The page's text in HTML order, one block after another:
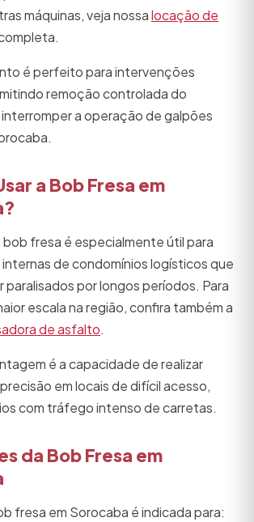
máquinas, veja nossalocação de
é perfeito para intervenções
remoção controlada do
a operação de galpões
a Bob Fresa em
bob fresa é especialmente útil para
internas de condomínios logísticos que
paralisados por longos períodos. Para
escala na região, confira também a
de asfalto.
é a capacidade de realizar
em locais de difícil acesso,
com tráfego intenso de carretas.
da Bob Fresa em
fresa em Sorocaba é indicada para: